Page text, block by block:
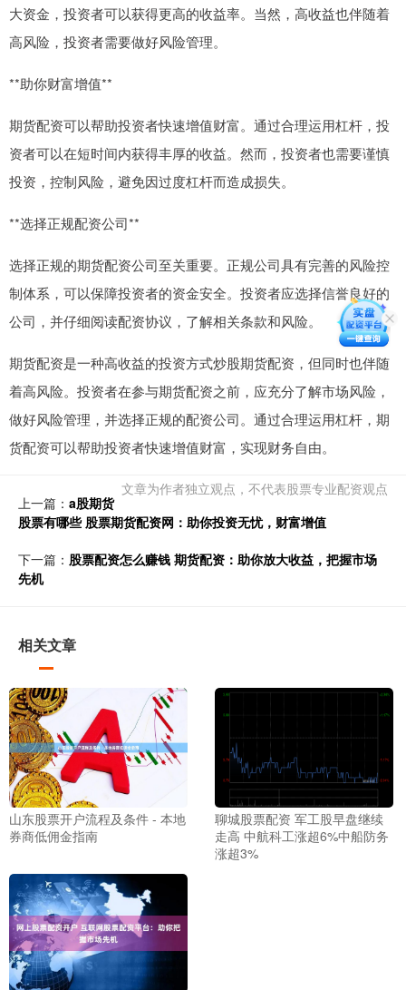
大资金，投资者可以获得更高的收益率。当然，高收益也伴随着
高风险，投资者需要做好风险管理。
**助你财富增值**
期货配资可以帮助投资者快速增值财富。通过合理运用杠杆，投
资者可以在短时间内获得丰厚的收益。然而，投资者也需要谨慎
投资，控制风险，避免因过度杠杆而造成损失。
**选择正规配资公司**
选择正规的期货配资公司至关重要。正规公司具有完善的风险控
制体系，可以保障投资者的资金安全。投资者应选择信誉良好的
公司，并仔细阅读配资协议，了解相关条款和风险。
期货配资是一种高收益的投资方式炒股期货配资，但同时也伴随
着高风险。投资者在参与期货配资之前，应充分了解市场风险，
做好风险管理，并选择正规的配资公司。通过合理运用杠杆，期
货配资可以帮助投资者快速增值财富，实现财务自由。
文章为作者独立观点，不代表股票专业配资观点
上一篇： a股期货
股票有哪些 股票期货配资网：助你投资无忧，财富增值
下一篇： 股票配资怎么赚钱 期货配资：助你放大收益，把握市场
先机
相关文章
山东股票开户流程及条件 - 本地
券商低佣金指南
聊城股票配资 军工股早盘继续
走高 中航科工涨超6%中船防务
涨超3%